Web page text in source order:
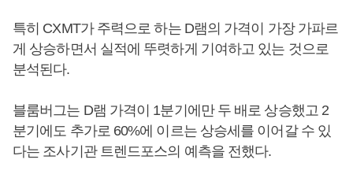
특히 CXMT가 주력으로 하는 D램의 가격이 가장 가파르
게 상승하면서 실적에 뚜렷하게 기여하고 있는 것으로
분석된다.
블룸버그는 D램 가격이 1분기에만 두 배로 상승했고 2
분기에도 추가로 60%에 이르는 상승세를 이어갈 수 있
다는 조사기관 트렌드포스의 예측을 전했다.